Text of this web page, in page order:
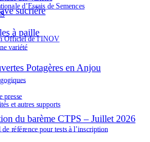
sucrière
à paille
Potagères en Anjou
du barème CTPS – Juillet 2026
d’Essais de Semences
Officiel de l’INOV
variété
presse
et autres supports
référence pour tests à l’inscription